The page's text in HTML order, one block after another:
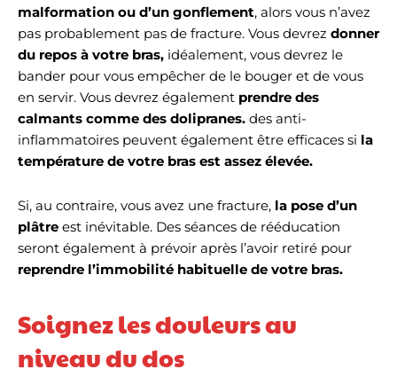
malformation ou d’un gonflement, alors vous n’avez
pas probablement pas de fracture. Vous devrez donner
du repos à votre bras, idéalement, vous devrez le
bander pour vous empêcher de le bouger et de vous
en servir. Vous devrez également prendre des
calmants comme des dolipranes. des anti-
inflammatoires peuvent également être efficaces si la
température de votre bras est assez élevée.
Si, au contraire, vous avez une fracture, la pose d’un
plâtre est inévitable. Des séances de rééducation
seront également à prévoir après l’avoir retiré pour
reprendre l’immobilité habituelle de votre bras.
Soignez les douleurs au
niveau du dos